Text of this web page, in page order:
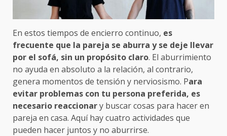
En estos tiempos de encierro continuo, es
frecuente que la pareja se aburra y se deje llevar
por el sofá, sin un propósito claro. El aburrimiento
no ayuda en absoluto a la relación, al contrario,
genera momentos de tensión y nerviosismo. Para
evitar problemas con tu persona preferida, es
necesario reaccionary buscar cosas para hacer en
pareja en casa. Aquí hay cuatro actividades que
pueden hacer juntos y no aburrirse.